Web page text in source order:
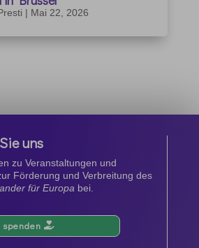
| Mai 22, 2026
uns
zu Veranstaltungen und
Förderung und Verbreitung des
für Europa bei.